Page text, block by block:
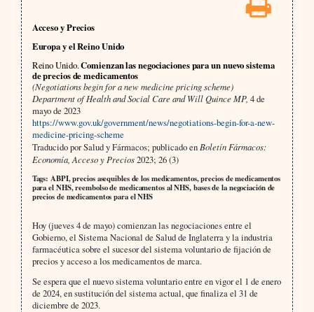
Acceso y Precios
Europa y el Reino Unido
Reino Unido.Comienzan las negociaciones para un nuevo sistema
de precios de medicamentos
(Negotiations begin for a new medicine pricing scheme)
Department of Health and Social Care and Will Quince MP, 4 de
mayo de 2023
https://www.gov.uk/government/news/negotiations-begin-for-a-new-
medicine-pricing-scheme
Traducido por Salud y Fármacos; publicado en Boletín Fármacos:
Economía, Acceso y Precios2023; 26 (3)
Tags: ABPI, precios asequibles de los medicamentos, precios de medicamentos
para el NHS, reembolso de medicamentos al NHS, bases de la negociación de
precios de medicamentos para el NHS
Hoy (jueves 4 de mayo) comienzan las negociaciones entre el
Gobierno, el Sistema Nacional de Salud de Inglaterra y la industria
farmacéutica sobre el sucesor del sistema voluntario de fijación de
precios y acceso a los medicamentos de marca.
Se espera que el nuevo sistema voluntario entre en vigor el 1 de enero
de 2024, en sustitución del sistema actual, que finaliza el 31 de
diciembre de 2023.